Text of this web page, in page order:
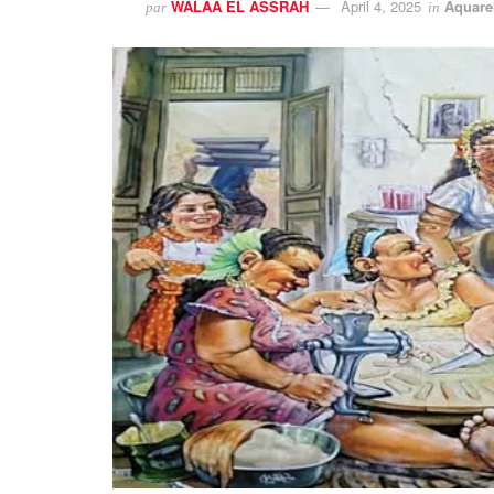
par WALAA EL ASSRAH April 4, 2025 in